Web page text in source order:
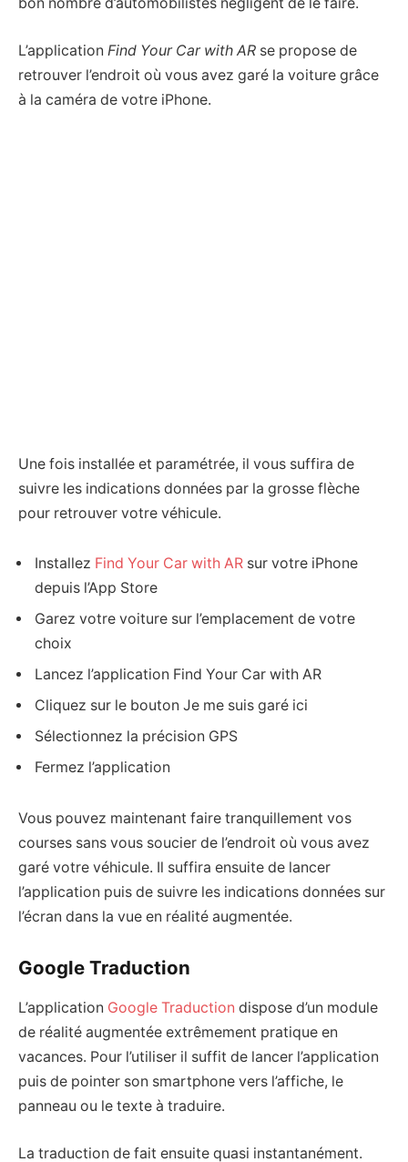
L’application Find Your Car with AR se propose de
retrouver l’endroit où vous avez garé la voiture grâce
à la caméra de votre iPhone.
Une fois installée et paramétrée, il vous suffira de
suivre les indications données par la grosse flèche
pour retrouver votre véhicule.
Installez Find Your Car with AR sur votre iPhone
depuis l’App Store
Garez votre voiture sur l’emplacement de votre
choix
Lancez l’application Find Your Car with AR
Cliquez sur le bouton Je me suis garé ici
Sélectionnez la précision GPS
Fermez l’application
Vous pouvez maintenant faire tranquillement vos
courses sans vous soucier de l’endroit où vous avez
garé votre véhicule. Il suffira ensuite de lancer
l’application puis de suivre les indications données sur
l’écran dans la vue en réalité augmentée.
Google Traduction
L’application Google Traduction dispose d’un module
de réalité augmentée extrêmement pratique en
vacances. Pour l’utiliser il suffit de lancer l’application
puis de pointer son smartphone vers l’affiche, le
panneau ou le texte à traduire.
La traduction de fait ensuite quasi instantanément.